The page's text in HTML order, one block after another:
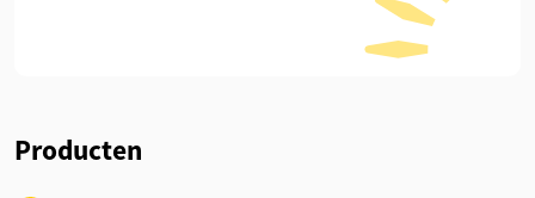
Producten